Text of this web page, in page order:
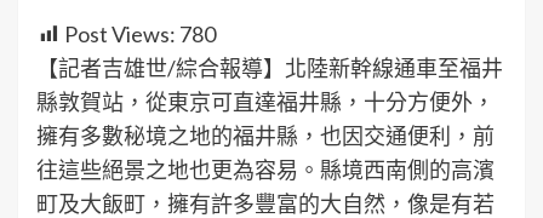
Post Views: 780
【記者吉雄世/綜合報導】北陸新幹線通車至福井
縣敦賀站，從東京可直達福井縣，十分方便外，
擁有多數秘境之地的福井縣，也因交通便利，前
往這些絕景之地也更為容易。縣境西南側的高濱
町及大飯町，擁有許多豐富的大自然，像是有若